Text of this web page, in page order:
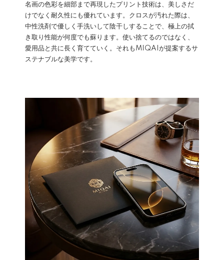
名画の色彩を細部まで再現したプリント技術は、美しさだ
けでなく耐久性にも優れています。クロスが汚れた際は、
中性洗剤で優しく手洗いして陰干しすることで、極上の拭
き取り性能が何度でも蘇ります。使い捨てるのではなく、
愛用品と共に長く育てていく。それもMIQAIが提案するサ
ステナブルな美学です。